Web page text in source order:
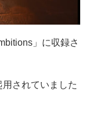
」に収録さ
されていました